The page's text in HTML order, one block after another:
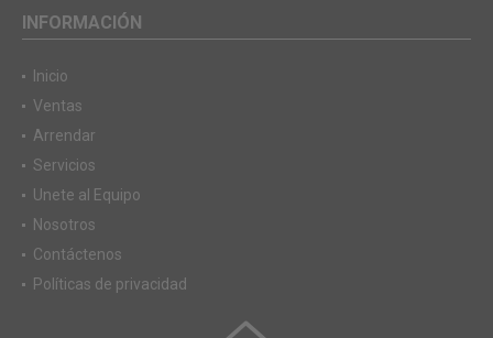
INFORMACIÓN
Inicio
Ventas
Arrendar
Servicios
Unete al Equipo
Nosotros
Contáctenos
Políticas de privacidad